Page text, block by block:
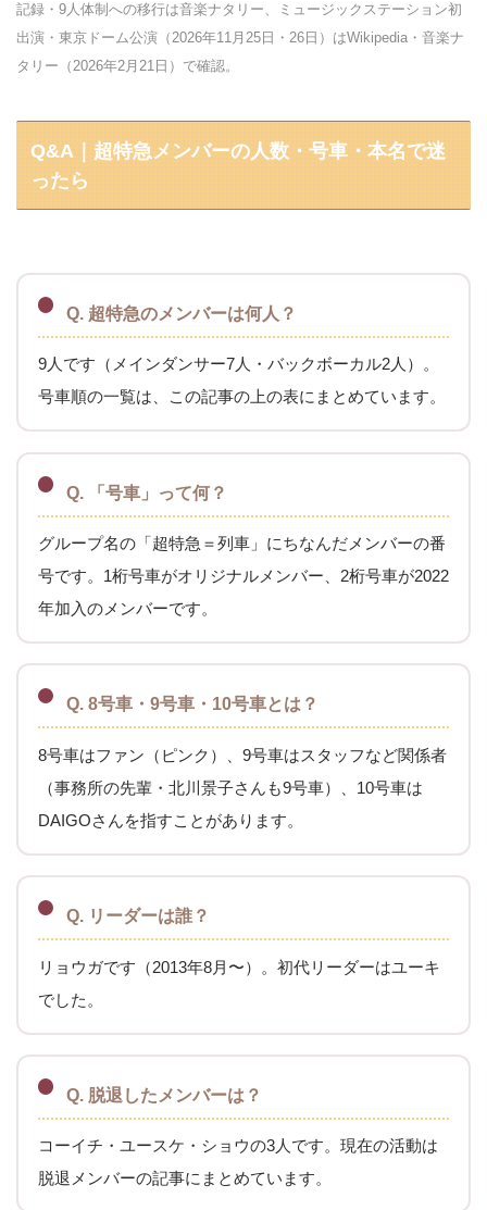
記録・9人体制への移行は音楽ナタリー、ミュージックステーション初
出演・東京ドーム公演（2026年11月25日・26日）はWikipedia・音楽ナ
タリー（2026年2月21日）で確認。
Q&A｜超特急メンバーの人数・号車・本名で迷
ったら
Q. 超特急のメンバーは何人？
9人です（メインダンサー7人・バックボーカル2人）。
号車順の一覧は、この記事の上の表にまとめています。
Q. 「号車」って何？
グループ名の「超特急＝列車」にちなんだメンバーの番
号です。1桁号車がオリジナルメンバー、2桁号車が2022
年加入のメンバーです。
Q. 8号車・9号車・10号車とは？
8号車はファン（ピンク）、9号車はスタッフなど関係者
（事務所の先輩・北川景子さんも9号車）、10号車は
DAIGOさんを指すことがあります。
Q. リーダーは誰？
リョウガです（2013年8月〜）。初代リーダーはユーキ
でした。
Q. 脱退したメンバーは？
コーイチ・ユースケ・ショウの3人です。現在の活動は
脱退メンバーの記事にまとめています。